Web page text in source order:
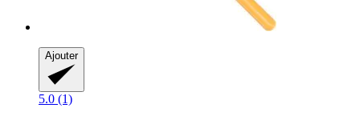
Ajouter
5.0 (1)